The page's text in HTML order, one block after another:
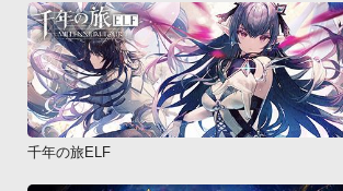
地図中の「前へ」「次へ」をタップすると取
ズームアップ表示され、取締り情報の詳細を
す。
探交通取締りに接近した場合は自動的に注意
りポイントとの位置関係をズームアップし、
動によって警告します。自分自身で交通規制
千年の旅ELF